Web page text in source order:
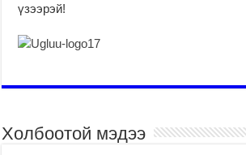
үзээрэй!
Холбоотой мэдээ